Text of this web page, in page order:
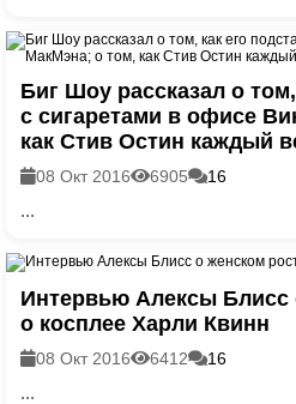
Биг Шоу рассказал о
с сигаретами в офисе
как Стив Остин каждый
08 Окт 2016 6905 16
...
Интервью Алексы Блисс
о косплее Харли Квинн
08 Окт 2016 6412 16
...